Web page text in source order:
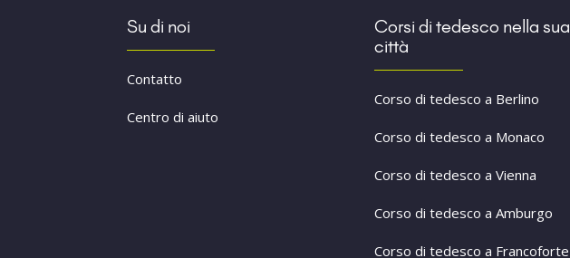
Su di noi
Contatto
Centro di aiuto
Corsi di tedesco nella sua
città
Corso di tedesco a Berlino
Corso di tedesco a Monaco
Corso di tedesco a Vienna
Corso di tedesco a Amburgo
Corso di tedesco a Francoforte